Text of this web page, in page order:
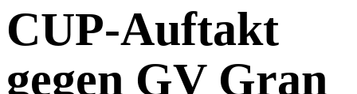
CUP-Auftakt
gegen GV Gran